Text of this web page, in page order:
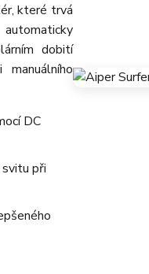
které trvá
dobití
DC
při